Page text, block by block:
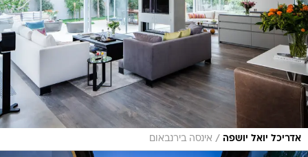
אדריכל יואל יושפה / אינסה בירנבאום